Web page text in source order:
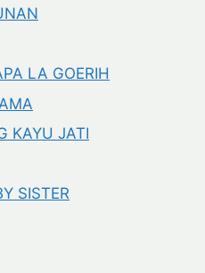
LA GOERIH
KAYU JATI
SISTER